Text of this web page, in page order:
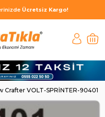
Ücretsiz Kargo!
Crafter VOLT-SPRİNTER-90401 |